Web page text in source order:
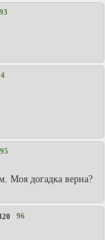
93
95
Моя догадка верна?
96